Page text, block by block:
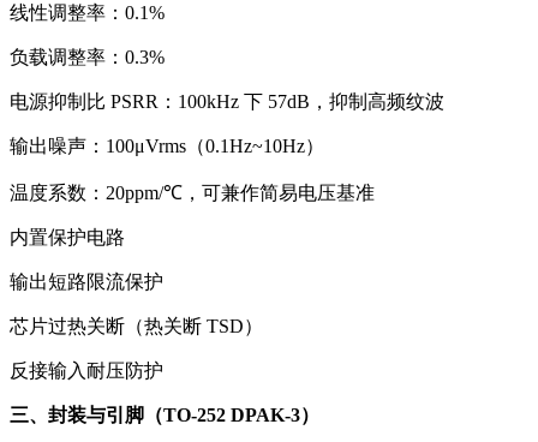
线性调整率：0.1%
负载调整率：0.3%
电源抑制比 PSRR：100kHz 下 57dB，抑制高频纹波
输出噪声：100μVrms（0.1Hz~10Hz）
温度系数：20ppm/℃，可兼作简易电压基准
内置保护电路
输出短路限流保护
芯片过热关断（热关断 TSD）
反接输入耐压防护
三、封装与引脚（TO-252 DPAK-3）